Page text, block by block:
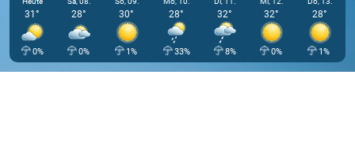
31°
0%
28°
0%
30°
1%
28°
33%
32°
8%
32°
0%
28°
1%